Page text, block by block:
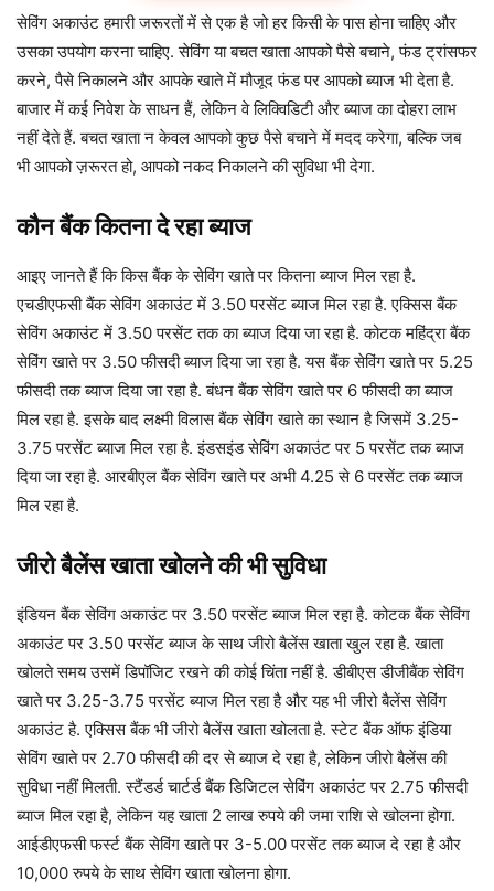
सेविंग अकाउंट हमारी जरूरतों में से एक है जो हर किसी के पास होना चाहिए और
उसका उपयोग करना चाहिए. सेविंग या बचत खाता आपको पैसे बचाने, फंड ट्रांसफर
करने, पैसे निकालने और आपके खाते में मौजूद फंड पर आपको ब्याज भी देता है.
बाजार में कई निवेश के साधन हैं, लेकिन वे लिक्विडिटी और ब्याज का दोहरा लाभ
नहीं देते हैं. बचत खाता न केवल आपको कुछ पैसे बचाने में मदद करेगा, बल्कि जब
भी आपको ज़रूरत हो, आपको नकद निकालने की सुविधा भी देगा.
कौन बैंक कितना दे रहा ब्याज
आइए जानते हैं कि किस बैंक के सेविंग खाते पर कितना ब्याज मिल रहा है.
एचडीएफसी बैंक सेविंग अकाउंट में 3.50 परसेंट ब्याज मिल रहा है. एक्सिस बैंक
सेविंग अकाउंट में 3.50 परसेंट तक का ब्याज दिया जा रहा है. कोटक महिंद्रा बैंक
सेविंग खाते पर 3.50 फीसदी ब्याज दिया जा रहा है. यस बैंक सेविंग खाते पर 5.25
फीसदी तक ब्याज दिया जा रहा है. बंधन बैंक सेविंग खाते पर 6 फीसदी का ब्याज
मिल रहा है. इसके बाद लक्ष्मी विलास बैंक सेविंग खाते का स्थान है जिसमें 3.25-
3.75 परसेंट ब्याज मिल रहा है. इंडसइंड सेविंग अकाउंट पर 5 परसेंट तक ब्याज
दिया जा रहा है. आरबीएल बैंक सेविंग खाते पर अभी 4.25 से 6 परसेंट तक ब्याज
मिल रहा है.
जीरो बैलेंस खाता खोलने की भी सुविधा
इंडियन बैंक सेविंग अकाउंट पर 3.50 परसेंट ब्याज मिल रहा है. कोटक बैंक सेविंग
अकाउंट पर 3.50 परसेंट ब्याज के साथ जीरो बैलेंस खाता खुल रहा है. खाता
खोलते समय उसमें डिपॉजिट रखने की कोई चिंता नहीं है. डीबीएस डीजीबैंक सेविंग
खाते पर 3.25-3.75 परसेंट ब्याज मिल रहा है और यह भी जीरो बैलेंस सेविंग
अकाउंट है. एक्सिस बैंक भी जीरो बैलेंस खाता खोलता है. स्टेट बैंक ऑफ इंडिया
सेविंग खाते पर 2.70 फीसदी की दर से ब्याज दे रहा है, लेकिन जीरो बैलेंस की
सुविधा नहीं मिलती. स्टैंडर्ड चार्टर्ड बैंक डिजिटल सेविंग अकाउंट पर 2.75 फीसदी
ब्याज मिल रहा है, लेकिन यह खाता 2 लाख रुपये की जमा राशि से खोलना होगा.
आईडीएफसी फर्स्ट बैंक सेविंग खाते पर 3-5.00 परसेंट तक ब्याज दे रहा है और
10,000 रुपये के साथ सेविंग खाता खोलना होगा.